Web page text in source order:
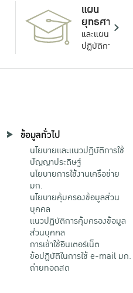
แผน
ยุทธศาสตร์
และแผน
ปฏิบัติการ
ข้อมูลทั่วไป
นโยบายและแนวปฏิบัติการใช้
ปัญญาประดิษฐ์
นโยบายการใช้งานเครือข่าย
มก.
นโยบายคุ้มครองข้อมูลส่วน
บุคคล
แนวปฏิบัติการคุ้มครองข้อมูล
ส่วนบุคคล
การเข้าใช้อินเตอร์เน็ต
ข้อปฏิบัติในการใช้ e-mail มก.
ถ่ายทอดสด